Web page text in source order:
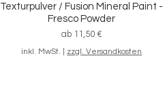
Schnellansicht
Texturpulver / Fusion Mineral Paint -
Fresco Powder
ab 11,50 €
Sale-Preis
inkl. MwSt. zzgl. Versandkosten